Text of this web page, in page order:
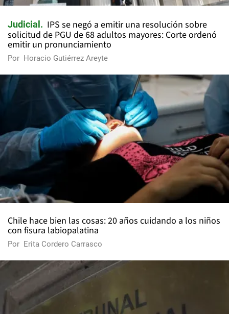
Judicial
IPS se negó a emitir una resolución sobre
solicitud de PGU de 68 adultos mayores: Corte ordenó
emitir un pronunciamiento
Por Horacio Gutiérrez Areyte
Chile hace bien las cosas: 20 años cuidando a los niños
con fisura labiopalatina
Por Erita Cordero Carrasco